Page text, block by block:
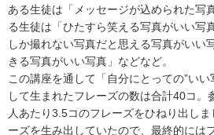
ある生徒は「メッセージが込められた写
る生徒は「ひたすら笑える写真がいい写
しか撮れない写真だと思える写真がいい
きる写真がいい写真」などなど。
この講座を通して「自分にとっての”い
して生まれたフレーズの数は合計40コ。
人あたり3.5コのフレーズをひねり出し
ーズを生み出していたので、最終的には